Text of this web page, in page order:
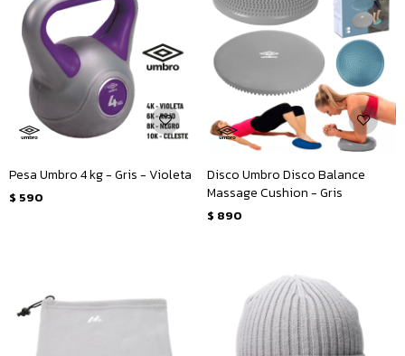
Pesa Umbro 4 kg - Gris - Violeta
$ 590
Disco Umbro Disco Balance
Massage Cushion - Gris
$ 890